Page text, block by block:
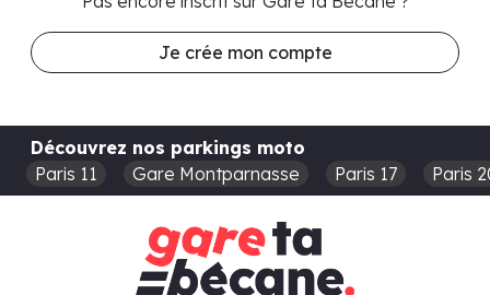
Je crée mon compte
Découvrez nos parkings moto
Paris 11
Gare Montparnasse Paris 17 Paris